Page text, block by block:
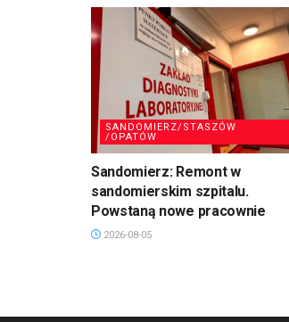
SANDOMIERZ/STASZÓW
/OPATÓW
Sandomierz: Remont w
sandomierskim szpitalu.
Powstaną nowe pracownie
2026-08-05